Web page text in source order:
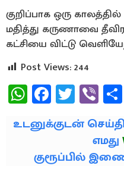
குறிப்பாக ஒரு
மதித்து கருணாவை
கட்சியை விட்டு
Post Views:244
WhatsApp
Facebook
Twitter
உடனுக்குடன்
எமது
குரூப்பில்